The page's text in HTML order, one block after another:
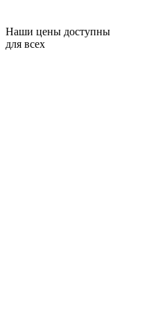
Наши цены доступны
для всех